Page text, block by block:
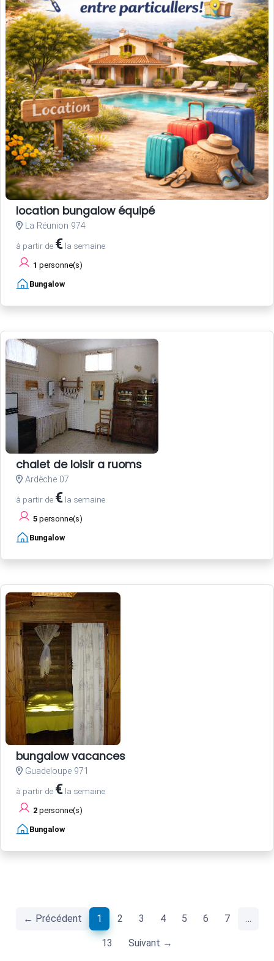
location bungalow équipé
La Réunion 974
à partir de € la semaine
1 personne(s)
Bungalow
chalet de loisir a ruoms
Ardèche 07
à partir de € la semaine
5 personne(s)
Bungalow
bungalow vacances
Guadeloupe 971
à partir de € la semaine
2 personne(s)
Bungalow
← Précédent 1 (current)
2 3 4 5 6 7 …
13 Suivant →